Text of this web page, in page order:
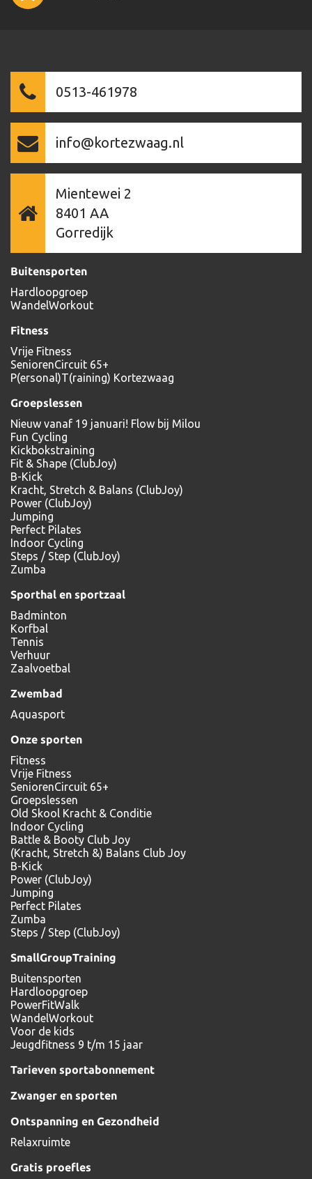
0513-461978
info@kortezwaag.nl
Mientewei 2
8401 AA
Gorredijk
Buitensporten
Hardloopgroep
WandelWorkout
Fitness
Vrije Fitness
SeniorenCircuit 65+
P(ersonal)T(raining) Kortezwaag
Groepslessen
Nieuw vanaf 19 januari! Flow bij Milou
Fun Cycling
Kickbokstraining
Fit & Shape (ClubJoy)
B-Kick
Kracht, Stretch & Balans (ClubJoy)
Power (ClubJoy)
Jumping
Perfect Pilates
Indoor Cycling
Steps / Step (ClubJoy)
Zumba
Sporthal en sportzaal
Badminton
Korfbal
Tennis
Verhuur
Zaalvoetbal
Zwembad
Aquasport
Onze sporten
Fitness
Vrije Fitness
SeniorenCircuit 65+
Groepslessen
Old Skool Kracht & Conditie
Indoor Cycling
Battle & Booty Club Joy
(Kracht, Stretch &) Balans Club Joy
B-Kick
Power (ClubJoy)
Jumping
Perfect Pilates
Zumba
Steps / Step (ClubJoy)
SmallGroupTraining
Buitensporten
Hardloopgroep
PowerFitWalk
WandelWorkout
Voor de kids
Jeugdfitness 9 t/m 15 jaar
Tarieven sportabonnement
Zwanger en sporten
Ontspanning en Gezondheid
Relaxruimte
Gratis proefles